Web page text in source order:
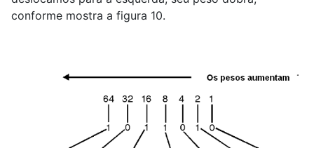
conforme mostra a figura 10.